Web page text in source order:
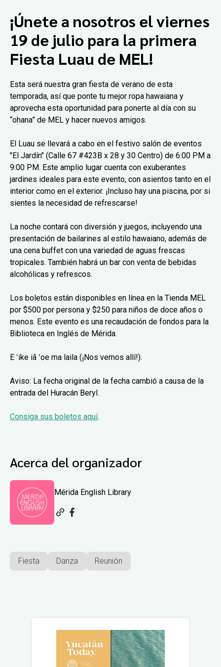
¡Únete a nosotros el viernes
19 de julio para la primera
Fiesta Luau de MEL!
Esta será nuestra gran fiesta de verano de esta
temporada, así que ponte tu mejor ropa hawaiana y
aprovecha esta oportunidad para ponerte al día con su
“ohana” de MEL y hacer nuevos amigos.
El Luau se llevará a cabo en el festivo salón de eventos
"El Jardín" (Calle 67 #423B x 28 y 30 Centro) de 6:00 PM a
9:00 PM. Este amplio lugar cuenta con exuberantes
jardines ideales para este evento, con asientos tanto en el
interior como en el exterior. ¡Incluso hay una piscina, por si
sientes la necesidad de refrescarse!
La noche contará con diversión y juegos, incluyendo una
presentación de bailarines al estilo hawaiano, además de
una cena buffet con una variedad de aguas frescas
tropicales. También habrá un bar con venta de bebidas
alcohólicas y refrescos.
Los boletos están disponibles en línea en la Tienda MEL
por $500 por persona y $250 para niños de doce años o
menos. Este evento es una recaudación de fondos para la
Biblioteca en Inglés de Mérida.
E ʻike iā ʻoe ma laila (¡Nos vemos allí!).
Aviso: La fecha original de la fecha cambió a causa de la
entrada del Huracán Beryl.
Consiga sus boletos aquí.
Acerca del organizador
Mérida English Library
Fiesta Danza Reunión